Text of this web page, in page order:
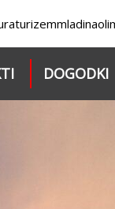
turizemmladina
DOGODKI